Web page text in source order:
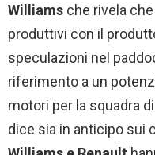
Williams che rivela
produttivi con il
speculazioni nel
riferimento a un
motori per la squadra
dice sia in anticipo sui